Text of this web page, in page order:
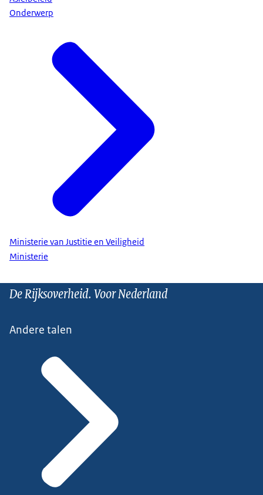
Onderwerp
Ministerie van Justitie en Veiligheid
Ministerie
De Rijksoverheid. Voor Nederland
Andere talen